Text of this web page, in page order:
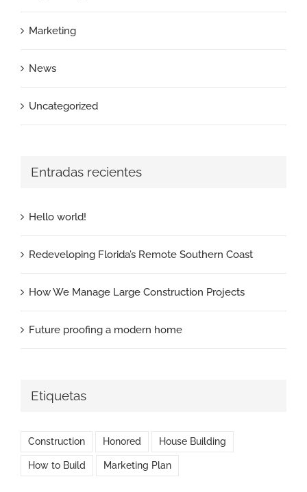
Marketing
News
Uncategorized
Entradas recientes
Hello world!
Redeveloping Florida’s Remote Southern Coast
How We Manage Large Construction Projects
Future proofing a modern home
Etiquetas
Construction Honored House Building
How to Build Marketing Plan